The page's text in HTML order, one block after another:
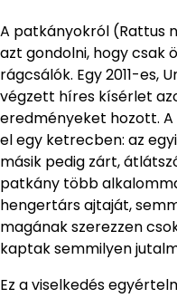
A patkányokról (Rattus
azt gondolni, hogy csak
rágcsálók. Egy 2011-es,
végzett híres kísérlet
eredményeket hozott.
el egy ketrecben: az
másik pedig zárt,
patkány több
hengertárs ajtaját,
magának szerezzen
kaptak semmilyen
Ez a viselkedés